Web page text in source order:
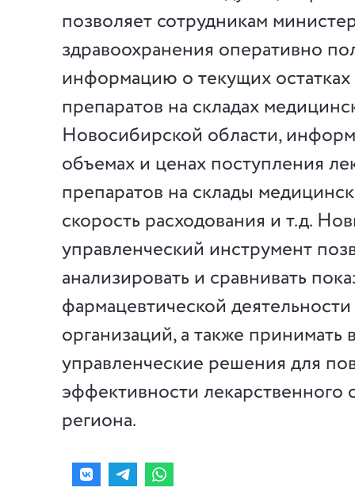
позволяет сотрудникам
здравоохранения оперативно
информацию о текущих
препаратов на складах
Новосибирской области,
объемах и ценах поступления
препаратов на склады
скорость расходования и т.д.
управленческий инструмент
анализировать и сравнивать
фармацевтической
организаций, а также принимать
управленческие решения для
эффективности лекарственного
региона.